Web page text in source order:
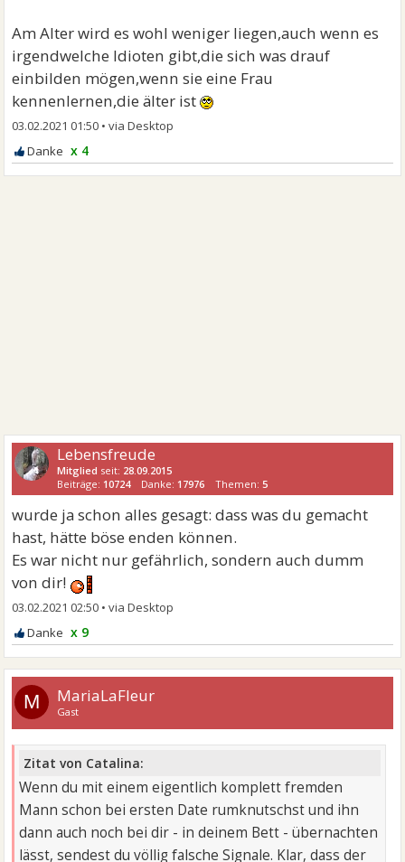
Am Alter wird es wohl weniger liegen,auch wenn es
irgendwelche Idioten gibt,die sich was drauf
einbilden mögen,wenn sie eine Frau
kennenlernen,die älter ist
03.02.2021 01:50 •
x 4
Lebensfreude
Mitglied seit: 28.09.2015
Beiträge: 10724 Danke: 17976 Themen:5
wurde ja schon alles gesagt: dass was du gemacht
hast, hätte böse enden können.
Es war nicht nur gefährlich, sondern auch dumm
von dir!
03.02.2021 02:50 •
x 9
M MariaLaFleur
Gast
Zitat von Catalina:
Wenn du mit einem eigentlich komplett fremden
Mann schon bei ersten Date rumknutschst und ihn
dann auch noch bei dir - in deinem Bett - übernachten
lässt, sendest du völlig falsche Signale. Klar, dass der